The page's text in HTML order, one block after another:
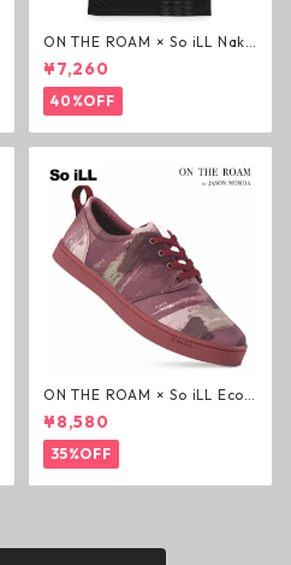
ON THE ROAM × So iLL Nako
a Tee Tシャツ ウルフブラック
オンザローム ジェイソンモモ
ア OTR ビンテージ加工
¥7,260
40%OFF
ON THE ROAM × So iLL Eco
Camo Wino ライフスタイル
シューズ カモ オンザローム ジ
ェイソンモモア OTR スニーカ
ー
¥8,580
35%OFF